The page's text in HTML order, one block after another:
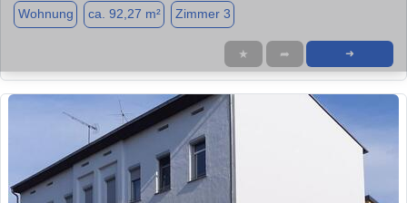
Wohnung ca. 92,27 m² Zimmer 3
★ ➦ ➜